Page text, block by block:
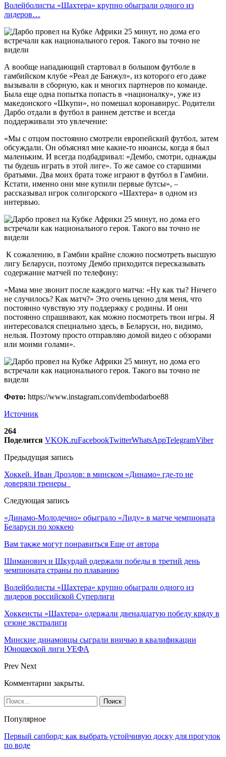
Волейболисты «Шахтера» крупно обыграли одного из
лидеров…
А вообще нападающий стартовал в большом футболе в
гамбийском клубе «Реал де Банжул», из которого его даже
вызывали в сборную, как и многих партнеров по команде.
Была еще одна попытка попасть в «националку», уже из
македонского «Шкупи», но помешал коронавирус. Родители
Дарбо отдали в футбол в раннем детстве и всегда
поддерживали это увлечение:
«Мы с отцом постоянно смотрели европейский футбол, затем
обсуждали. Он объяснял мне какие-то нюансы, когда я был
маленьким. И всегда подбадривал: «Дембо, смотри, однажды
ты будешь играть в этой лиге». То же самое со старшими
братьями. Два моих брата тоже играют в футбол в Гамбии.
Кстати, именно они мне купили первые бутсы», –
рассказывал игрок солигорского «Шахтера» в одном из
интервью.
К сожалению, в Гамбии крайне сложно посмотреть высшую
лигу Беларуси, поэтому Дембо приходится пересказывать
содержание матчей по телефону:
«Мама мне звонит после каждого матча: «Ну как ты? Ничего
не случилось? Как матч?» Это очень ценно для меня, что
постоянно чувствую эту поддержку с родины. И они
постоянно спрашивают, как можно посмотреть твои игры. Я
интересовался специально здесь, в Беларуси, но, видимо,
нельзя. Поэтому просто отправляю домой видео с обзорами
или моими голами».
Фото: https://www.instagram.com/dembodarboe88
Источник
264
Поделится VKOK.ruFacebookTwitterWhatsAppTelegramViber
Предыдущая запись
Хоккей. Иван Дроздов: в минском «Динамо» где-то не
доверяли тренеры
Следующая запись
«Динамо-Молодечно» обыграло «Лиду» в матче чемпионата
Беларуси по хоккею
Вам также могут понравиться Еще от автора
Шиманович и Шкурдай одержали победы в третий день
чемпионата страны по плаванию
Волейболисты «Шахтера» крупно обыграли одного из
лидеров российской Суперлиги
Хоккеисты «Шахтера» одержали двенадцатую победу кряду в
сезоне экстралиги
Минские динамовцы сыграли вничью в квалификации
Юношеской лиги УЕФА
Prev Next
Комментарии закрыты.
Популярное
Первый сапборд: как выбрать устойчивую доску для прогулок
по воде